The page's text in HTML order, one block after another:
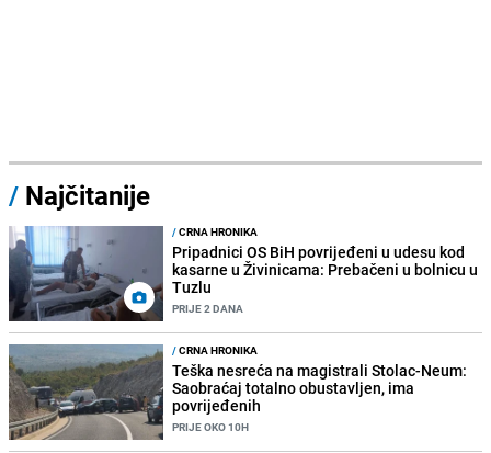
/ Najčitanije
/CRNA HRONIKA
Pripadnici OS BiH povrijeđeni u udesu kod
kasarne u Živinicama: Prebačeni u bolnicu u
Tuzlu
PRIJE 2 DANA
/CRNA HRONIKA
Teška nesreća na magistrali Stolac-Neum:
Saobraćaj totalno obustavljen, ima
povrijeđenih
PRIJE OKO 10H